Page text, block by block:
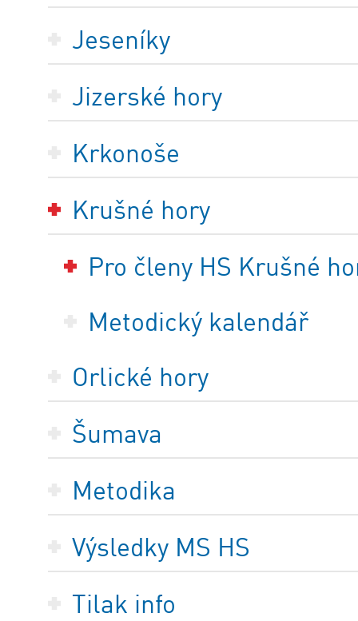
Jeseníky
Jizerské hory
Krkonoše
Krušné hory
Pro členy HS Krušné
Metodický kalendář
Orlické hory
Šumava
Metodika
Výsledky MS HS
Tilak info